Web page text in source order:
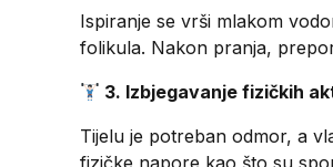
Ispiranje se vrši mlakom
folikula. Nakon pranja,
3. Izbjegavanje fizičkih
Tijelu je potreban odmor, a